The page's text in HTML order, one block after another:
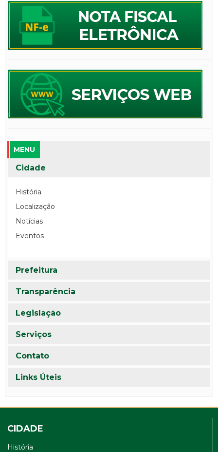
MENU
Cidade
História
Localização
Notícias
Eventos
Prefeitura
Transparência
Legislação
Serviços
Contato
Links Úteis
CIDADE
História